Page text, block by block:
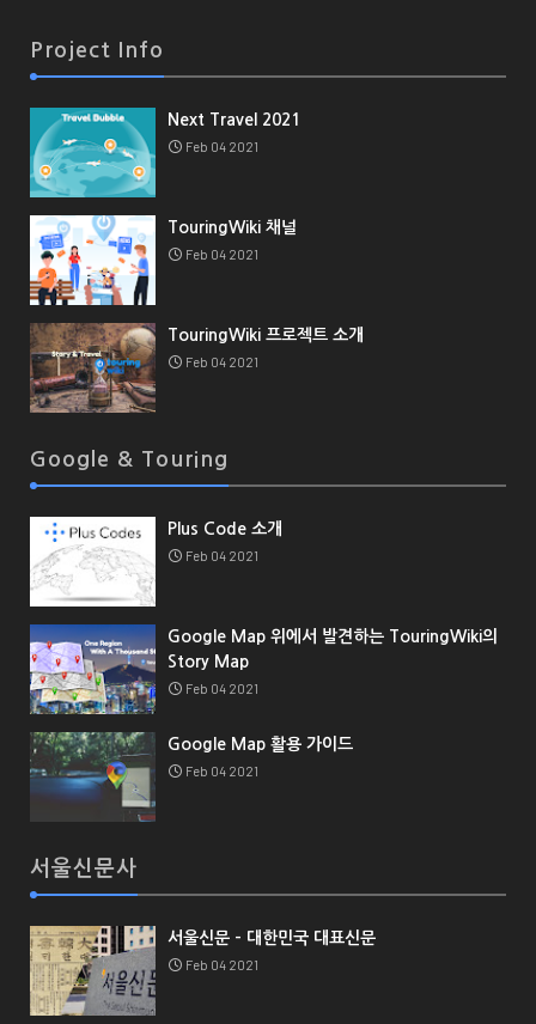
Project Info
Next Travel 2021
Feb 04 2021
TouringWiki 채널
Feb 04 2021
TouringWiki 프로젝트 소개
Feb 04 2021
Google & Touring
Plus Code 소개
Feb 04 2021
Google Map 위에서 발견하는 TouringWiki의
Story Map
Feb 04 2021
Google Map 활용 가이드
Feb 04 2021
서울신문사
서울신문 - 대한민국 대표신문
Feb 04 2021